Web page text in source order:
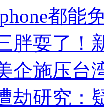
都能
胖耍了！
企施压台
劫研究：